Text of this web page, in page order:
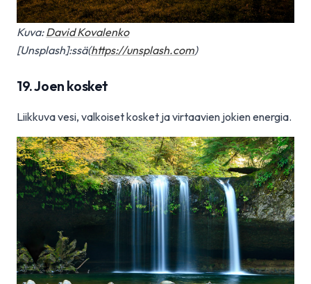
Kuva:David Kovalenko
[Unsplash]:ssä(https://unsplash.com)
19. Joen kosket
Liikkuva vesi, valkoiset kosket ja virtaavien jokien energia.